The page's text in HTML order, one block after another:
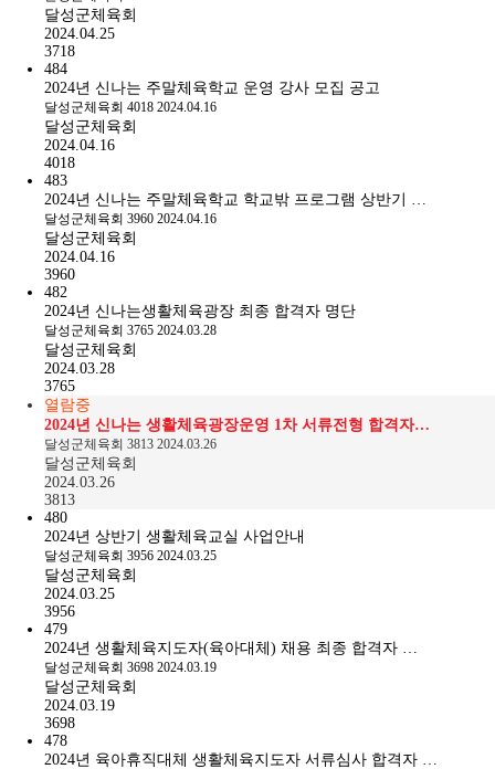
달성군체육회
2024.04.25
3718
484
2024년 신나는 주말체육학교 운영 강사 모집 공고
달성군체육회 4018 2024.04.16
달성군체육회
2024.04.16
4018
483
2024년 신나는 주말체육학교 학교밖 프로그램 상반기 …
달성군체육회 3960 2024.04.16
달성군체육회
2024.04.16
3960
482
2024년 신나는생활체육광장 최종 합격자 명단
달성군체육회 3765 2024.03.28
달성군체육회
2024.03.28
3765
열람중
2024년 신나는 생활체육광장운영 1차 서류전형 합격자…
달성군체육회 3813 2024.03.26
달성군체육회
2024.03.26
3813
480
2024년 상반기 생활체육교실 사업안내
달성군체육회 3956 2024.03.25
달성군체육회
2024.03.25
3956
479
2024년 생활체육지도자(육아대체) 채용 최종 합격자 …
달성군체육회 3698 2024.03.19
달성군체육회
2024.03.19
3698
478
2024년 육아휴직대체 생활체육지도자 서류심사 합격자 …